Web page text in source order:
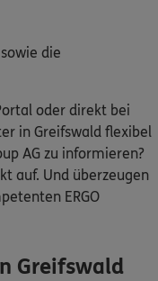
(31.1 km)
ERGO
sowie die
oder direkt bei
in Greifswald flexibel
AG zu informieren?
auf. Und überzeugen
ERGO
Greifswald